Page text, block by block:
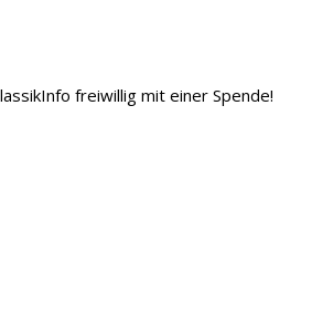
freiwillig mit einer Spende!